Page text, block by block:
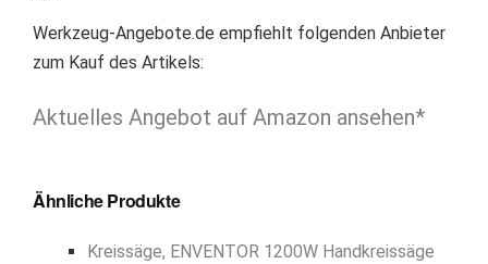
Werkzeug-Angebote.de empfiehlt folgenden Anbieter
zum Kauf des Artikels:
Aktuelles Angebot auf Amazon ansehen*
Ähnliche Produkte
Kreissäge, ENVENTOR 1200W Handkreissäge